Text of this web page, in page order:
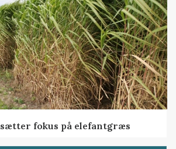
fokus på elefantgræs